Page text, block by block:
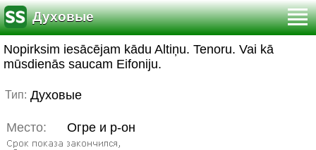
Духовые
Nopirksim iesācējam kādu Altiņu. Tenoru. Vai kā
mūsdienās saucam Eifoniju.
Тип: Духовые
Место: Огре и р-он